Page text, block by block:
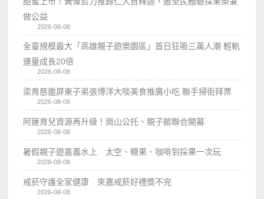
做公益
2026-08-08
全臺規模最大「高雄親子遊樂園區」首日狂吸三萬人潮 輕軌
運量成長20倍
2026-08-08
梁育慈邀屏東子弟張博洋大啖美食推廣小吃 聯手掃街拜票
2026-08-08
阿蓮育兒資源再升級！崗山公托、親子館聯合開幕
2026-08-08
暑假親子遊嘉義水上 太空、糖果、咖啡到採果一次玩
2026-08-08
戒菸守護全家健康 來嘉戒菸好禮獎不完
2026-08-08